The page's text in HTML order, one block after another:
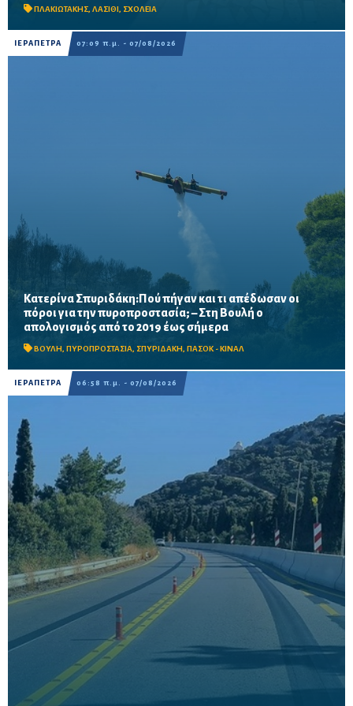
ΠΛΑΚΙΩΤΑΚΗΣ, ΛΑΣΙΘΙ, ΣΧΟΛΕΙΑ
Προβλέπονται ανακαινίσεις αιθουσών, αύλειων και...
ΙΕΡΑΠΕΤΡΑ 07:09 π.μ. - 07/08/2026
Κατερίνα Σπυριδάκη:Πού πήγαν και τι απέδωσαν οι
πόροι για την πυροπροστασία; – Στη Βουλή ο
απολογισμός από το 2019 έως σήμερα
ΒΟΥΛΗ, ΠΥΡΟΠΡΟΣΤΑΣΙΑ, ΣΠΥΡΙΔΑΚΗ, ΠΑΣΟΚ - ΚΙΝΑΛ
Το ΠΑΣΟΚ ζητά πλήρη απολογισμό των χρηματοδοτήσεων από
το 2019, στοιχεία για τα προγράμματα «ΑΙΓΙΣ» και AntiNero,
καθώς και απαντήσεις για προσωπικό, οχήματα, ε...
ΙΕΡΑΠΕΤΡΑ 06:58 π.μ. - 07/08/2026